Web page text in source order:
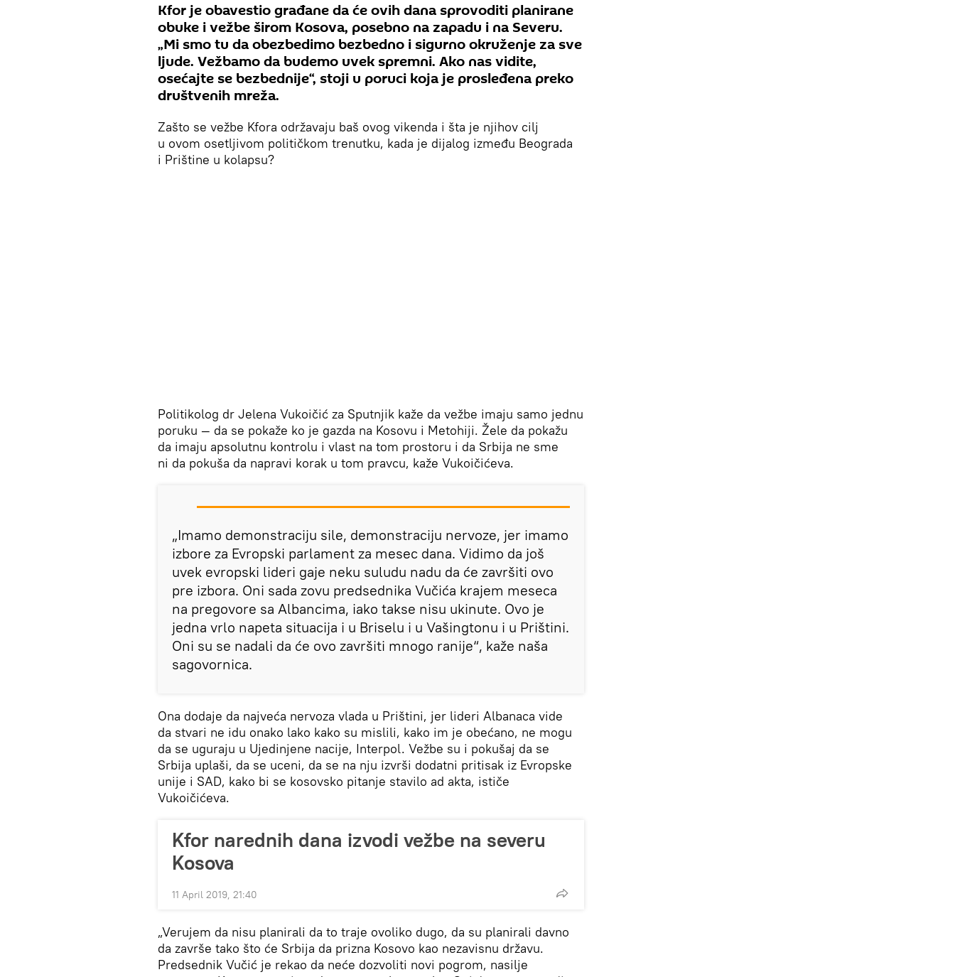
Kfor je obavestio građane da će ovih dana sprovoditi planirane
obuke i vežbe širom Kosova, posebno na zapadu i na Severu.
„Mi smo tu da obezbedimo bezbedno i sigurno okruženje za sve
ljude. Vežbamo da budemo uvek spremni. Ako nas vidite,
osećajte se bezbednije“, stoji u poruci koja je prosleđena preko
društvenih mreža.
Zašto se vežbe Kfora održavaju baš ovog vikenda i šta je njihov cilj
u ovom osetljivom političkom trenutku, kada je dijalog između Beograda
i Prištine u kolapsu?
Politikolog dr Jelena Vukoičić za Sputnjik kaže da vežbe imaju samo jednu
poruku — da se pokaže ko je gazda na Kosovu i Metohiji. Žele da pokažu
da imaju apsolutnu kontrolu i vlast na tom prostoru i da Srbija ne sme
ni da pokuša da napravi korak u tom pravcu, kaže Vukoičićeva.
„Imamo demonstraciju sile, demonstraciju nervoze, jer imamo
izbore za Evropski parlament za mesec dana. Vidimo da još
uvek evropski lideri gaje neku suludu nadu da će završiti ovo
pre izbora. Oni sada zovu predsednika Vučića krajem meseca
na pregovore sa Albancima, iako takse nisu ukinute. Ovo je
jedna vrlo napeta situacija i u Briselu i u Vašingtonu i u Prištini.
Oni su se nadali da će ovo završiti mnogo ranije“, kaže naša
sagovornica.
Ona dodaje da najveća nervoza vlada u Prištini, jer lideri Albanaca vide
da stvari ne idu onako lako kako su mislili, kako im je obećano, ne mogu
da se uguraju u Ujedinjene nacije, Interpol. Vežbe su i pokušaj da se
Srbija uplaši, da se uceni, da se na nju izvrši dodatni pritisak iz Evropske
unije i SAD, kako bi se kosovsko pitanje stavilo ad akta, ističe
Vukoičićeva.
Kfor narednih dana izvodi vežbe na severu
Kosova
11 April 2019, 21:40
„Verujem da nisu planirali da to traje ovoliko dugo, da su planirali davno
da završe tako što će Srbija da prizna Kosovo kao nezavisnu državu.
Predsednik Vučić je rekao da neće dozvoliti novi pogrom, nasilje